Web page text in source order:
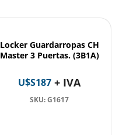
Locker Guardarropas CH
Master 3 Puertas. (3B1A)
U$S187 + IVA
SKU: G1617